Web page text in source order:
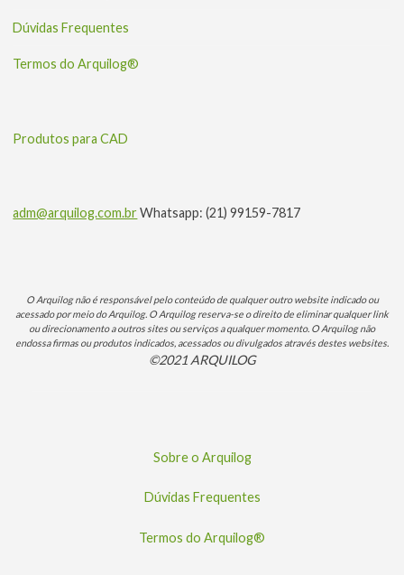
Dúvidas Frequentes
Termos do Arquilog®
Produtos para CAD
adm@arquilog.com.brWhatsapp: (21) 99159-7817
O Arquilog não é responsável pelo conteúdo de qualquer outro website indicado ou
acessado por meio do Arquilog. O Arquilog reserva-se o direito de eliminar qualquer link
ou direcionamento a outros sites ou serviços a qualquer momento. O Arquilog não
endossa firmas ou produtos indicados, acessados ou divulgados através destes websites.
©2021 ARQUILOG
Sobre o Arquilog
Dúvidas Frequentes
Termos do Arquilog®